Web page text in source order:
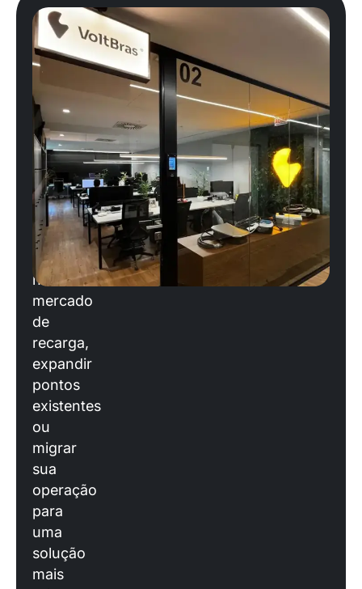
Precisa
estruturar
ou
escalar
sua
operação?
Se
você
está
planejando
entrar
no
mercado
de
recarga,
expandir
pontos
existentes
ou
migrar
sua
operação
para
uma
solução
mais